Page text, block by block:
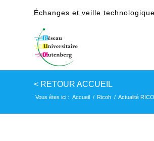
Échanges et veille
Vous êtes ici : Accueil / Ricoh / Actualité